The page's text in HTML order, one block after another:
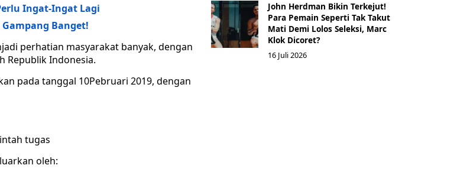
Ingat-Ingat Lagi
Gampang Banget!
perhatian masyarakat banyak, dengan
Republik Indonesia.
pada tanggal 10Pebruari 2019, dengan
tugas
oleh:
John Herdman Bikin Terkejut!
Para Pemain Seperti Tak Takut
Mati Demi Lolos Seleksi, Marc
Klok Dicoret?
16 Juli 2026